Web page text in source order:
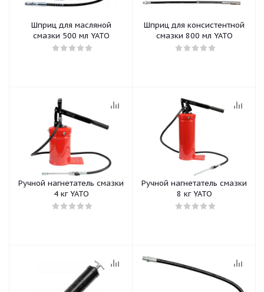
Шприц для масляной
смазки 500 мл YATO
Шприц для консистентной
смазки 800 мл YATO
Ручной нагнетатель смазки
4 кг YATO
Ручной нагнетатель смазки
8 кг YATO